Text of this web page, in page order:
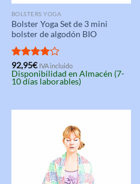
BOLSTERS YOGA
Bolster Yoga Set de 3 mini
bolster de algodón BIO
Valorado
con4.00
de 5
92,95€ IVA incluido
Disponibilidad en Almacén (7-
10 días laborables)